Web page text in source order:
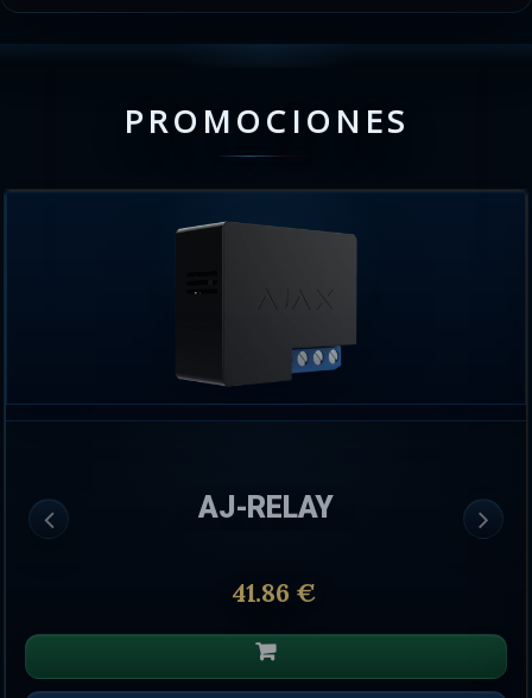
PROMOCIONES
AJ-RELAY
41.86 €